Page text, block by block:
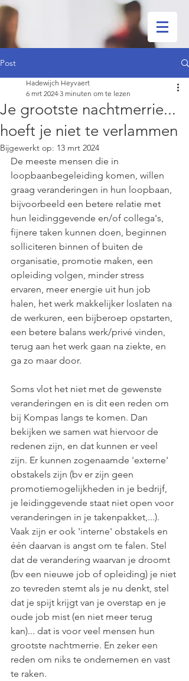
Post
Je grootste nachtmerrie...
hoeft je niet te verlammen
Hadewijch Heyvaert
6 mrt 2024 3 minuten om te lezen
Bijgewerkt op: 13 mrt 2024
De meeste mensen die in
loopbaanbegeleiding komen, willen
graag veranderingen in hun loopbaan,
bijvoorbeeld een betere relatie met
hun leidinggevende en/of collega's,
fijnere taken kunnen doen, beginnen
solliciteren binnen of buiten de
organisatie, promotie maken, een
opleiding volgen, minder stress
ervaren, meer energie uit hun job
halen, het werk makkelijker loslaten na
de werkuren, een bijberoep opstarten,
een betere balans werk/privé vinden,
terug aan het werk gaan na ziekte, en
ga zo maar door.
Soms vlot het niet met de gewenste
veranderingen en is dit een reden om
bij Kompas langs te komen. Dan
bekijken we samen wat hiervoor de
redenen zijn, en dat kunnen er veel
zijn. Er kunnen zogenaamde 'externe'
obstakels zijn (bv er zijn geen
promotiemogelijkheden in je bedrijf,
je leidinggevende staat niet open voor
veranderingen in je takenpakket,...).
Vaak zijn er ook 'interne' obstakels en
één daarvan is angst om te falen. Stel
dat de verandering waarvan je droomt
(bv een nieuwe job of opleiding) je niet
zo tevreden stemt als je nu denkt, stel
dat je spijt krijgt van je overstap en je
oude job mist (en niet meer terug
kan)... dat is voor veel mensen hun
grootste nachtmerrie. En zeker een
reden om niks te ondernemen en vast
te raken.